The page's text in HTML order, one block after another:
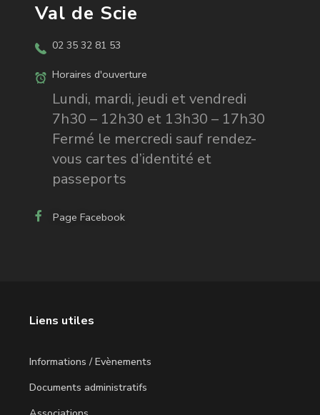
Val de Scie
02 35 32 81 53
Horaires d'ouverture
Lundi, mardi, jeudi et vendredi
7h30 – 12h30 et 13h30 – 17h30
Fermé le mercredi sauf rendez-
vous cartes d’identité et
passeports
Page Facebook
Liens utiles
Informations / Evènements
Documents administratifs